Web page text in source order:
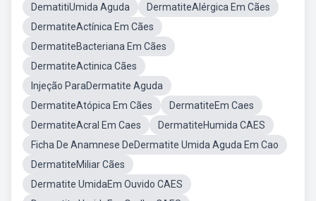
DematitiUmida Aguda
DermatiteAlérgica Em Cães
DermatiteActínica Em Cães
DermatiteBacteriana Em Cães
DermatiteActinica Cães
Injeção ParaDermatite Aguda
DermatiteAtópica Em Cães
DermatiteEm Caes
DermatiteAcral Em Caes
DermatiteHumida CAES
Ficha De Anamnese DeDermatite Umida Aguda Em Cao
DermatiteMiliar Cães
Dermatite UmidaEm Ouvido CAES